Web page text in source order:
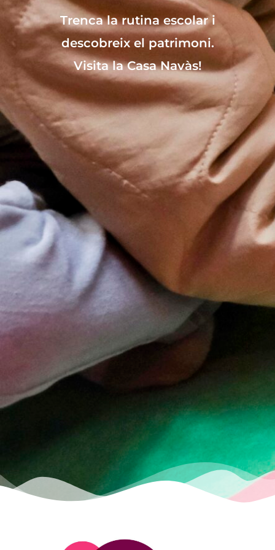
Trenca la rutina escolar i
descobreix el patrimoni.
Visita la Casa Navàs!